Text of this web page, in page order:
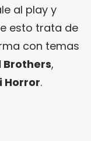
al play y
esto trata de
con temas
Brothers,
Horror.